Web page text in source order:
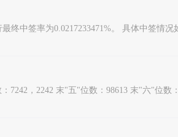
中签率为0.0217233471%。 具体中签情况
，2242 末"五"位数：98613 末"六"位数：